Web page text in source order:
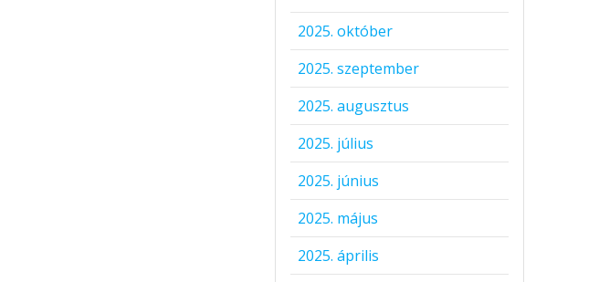
2025. október
2025. szeptember
2025. augusztus
2025. július
2025. június
2025. május
2025. április